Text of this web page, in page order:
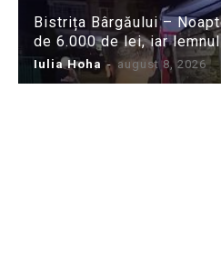
Bistrița Bârgăului –
de 6.000 de lei, iar
Iulia Hoha - august 8, 2026